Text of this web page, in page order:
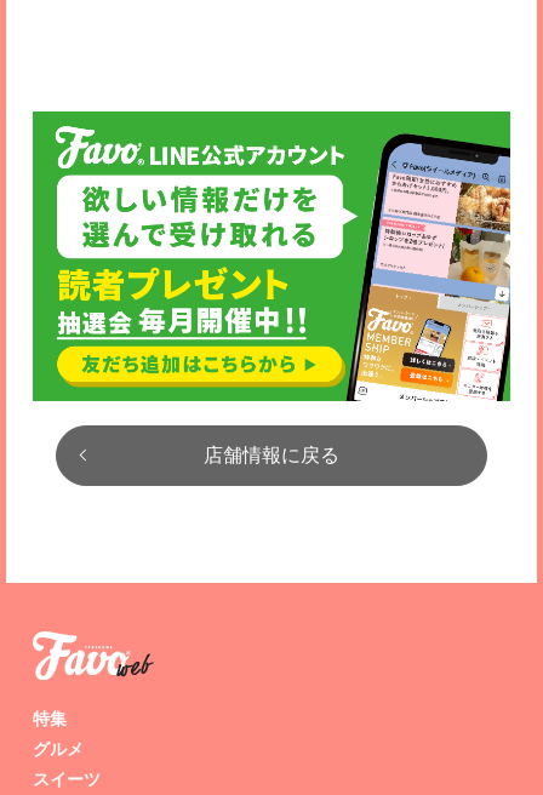
店舗情報に戻る
特集
グルメ
スイーツ